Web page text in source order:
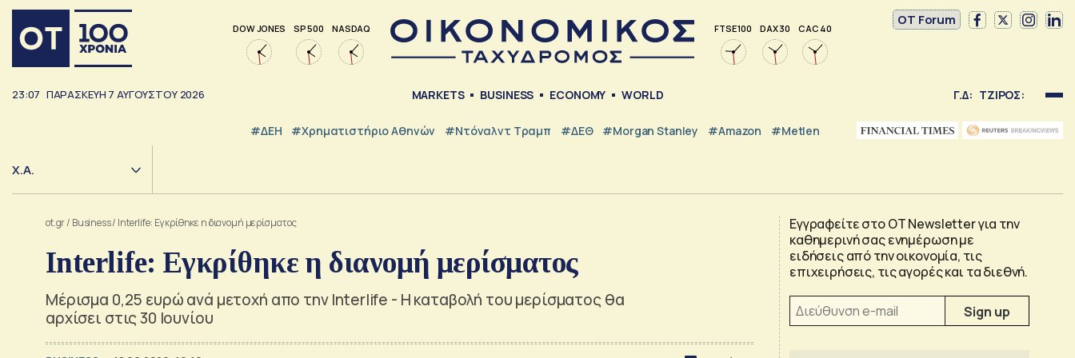
DOW JONES SP 500 NASDAQ FTSE 100 DAX 30 CAC 40
OT Forum
23:07 ΠΑΡΑΣΚΕΥΉ 7 ΑΥΓΟΎΣΤΟΥ 2026 MARKETS BUSINESS ECONOMY WORLD Γ.Δ: ΤΖΙΡΟΣ:
#ΔΕΗ #Χρηματιστήριο Αθηνών #Ντόναλντ Τραμπ #ΔΕΘ #Morgan Stanley #Amazon #Metlen
Χ.Α.
ot.gr/ Business/ Interlife: Εγκρίθηκε η διανομή μερίσματος
Interlife: Εγκρίθηκε η διανομή μερίσματος
Μέρισμα 0,25 ευρώ ανά μετοχή απο την Interlife - Η καταβολή του μερίσματος θα
αρχίσει στις 30 Ιουνίου
Εγγραφείτε στο OT Newsletter για την
καθημερινή σας ενημέρωση με
ειδήσεις από την οικονομία, τις
επιχειρήσεις, τις αγορές και τα διεθνή.